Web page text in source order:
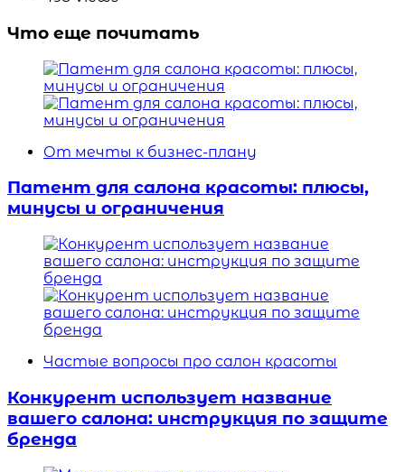
Что еще почитать
От мечты к бизнес-плану
Патент для салона красоты: плюсы,
минусы и ограничения
Частые вопросы про салон красоты
Конкурент использует название
вашего салона: инструкция по защите
бренда